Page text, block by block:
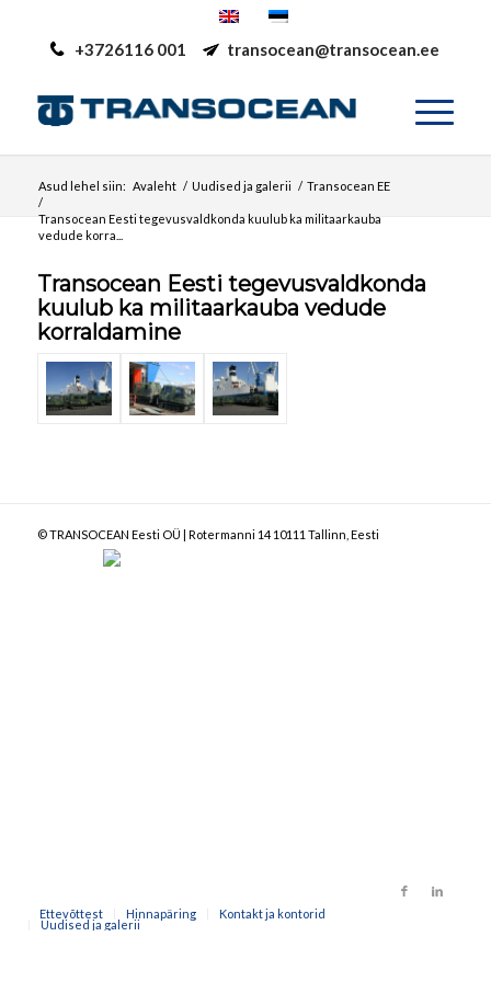
+3726116 001 transocean@transocean.ee
Asud lehel siin: Avaleht / Uudised ja galerii / Transocean EE
/
Transocean Eesti tegevusvaldkonda kuulub ka militaarkauba
vedude korra...
Transocean Eesti tegevusvaldkonda
kuulub ka militaarkauba vedude
korraldamine
© TRANSOCEAN Eesti OÜ | Rotermanni 14 10111 Tallinn, Eesti
Ettevõttest Hinnapäring Kontakt ja kontorid
Uudised ja galerii